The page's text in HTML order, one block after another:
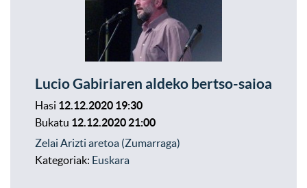
Lucio Gabiriaren aldeko bertso-saioa
Hasi 12.12.2020 19:30
Bukatu 12.12.2020 21:00
Zelai Arizti aretoa (Zumarraga)
Kategoriak: Euskara